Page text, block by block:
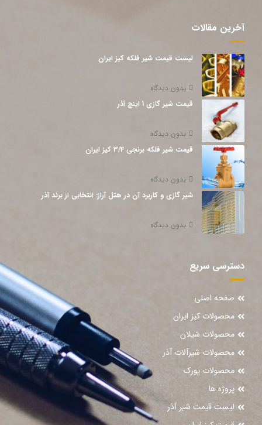
آخرین مقالات
لیست قیمت شیر فلکه کیز ایران
بدون دیدگاه
قیمت شیر گازی 1 اینچ آذر
بدون دیدگاه
قیمت شیر فلکه برنجی 3/4 کیز ایران
بدون دیدگاه
شیر گازی و کاربرد آن در هتل آراز: انتخابی از برند آذر
بدون دیدگاه
دسترسی سریع
صفحه اصلی
محصولات کیز ایران
محصولات شیلان
محصولات شیرآلات آذر
محصولات یورک
پروژه ها
لیست قیمت شیر آذر